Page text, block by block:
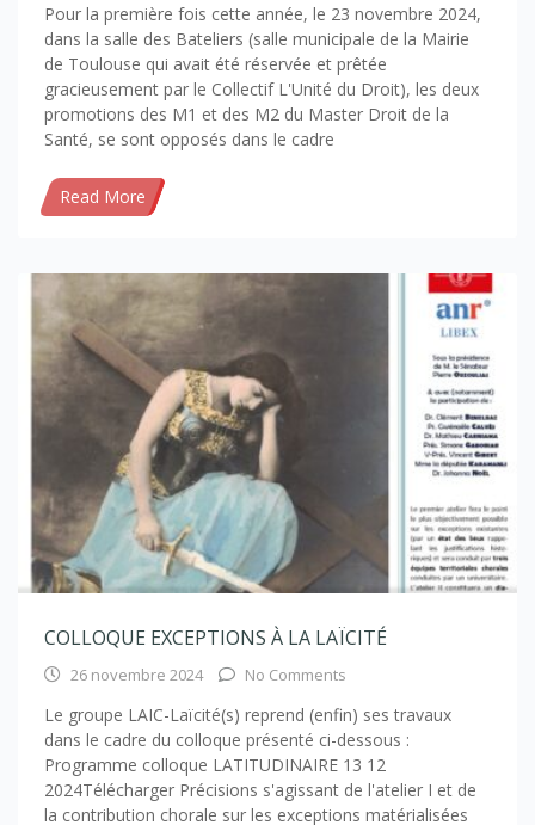
Pour la première fois cette année, le 23 novembre 2024,
dans la salle des Bateliers (salle municipale de la Mairie
de Toulouse qui avait été réservée et prêtée
gracieusement par le Collectif L'Unité du Droit), les deux
promotions des M1 et des M2 du Master Droit de la
Santé, se sont opposés dans le cadre
Read More
COLLOQUE EXCEPTIONS À LA LAÏCITÉ
26 novembre 2024 No Comments
Le groupe LAIC-Laïcité(s) reprend (enfin) ses travaux
dans le cadre du colloque présenté ci-dessous :
Programme colloque LATITUDINAIRE 13 12
2024Télécharger Précisions s'agissant de l'atelier I et de
la contribution chorale sur les exceptions matérialisées